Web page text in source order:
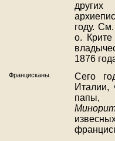
году.
о. Крите
1876
Францисканы.
Сего
Италии,
папы,